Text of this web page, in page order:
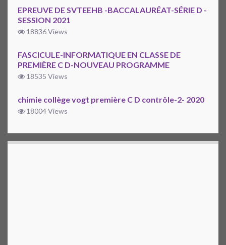
EPREUVE DE SVTEEHB -BACCALAURÉAT-SÉRIE D -
SESSION 2021
18836 Views
FASCICULE-INFORMATIQUE EN CLASSE DE
PREMIÈRE C D-NOUVEAU PROGRAMME
18535 Views
chimie collège vogt première C D contrôle-2- 2020
18004 Views